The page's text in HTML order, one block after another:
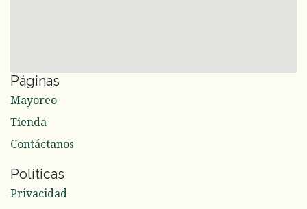
Páginas
Mayoreo
Tienda
Contáctanos
Políticas
Privacidad